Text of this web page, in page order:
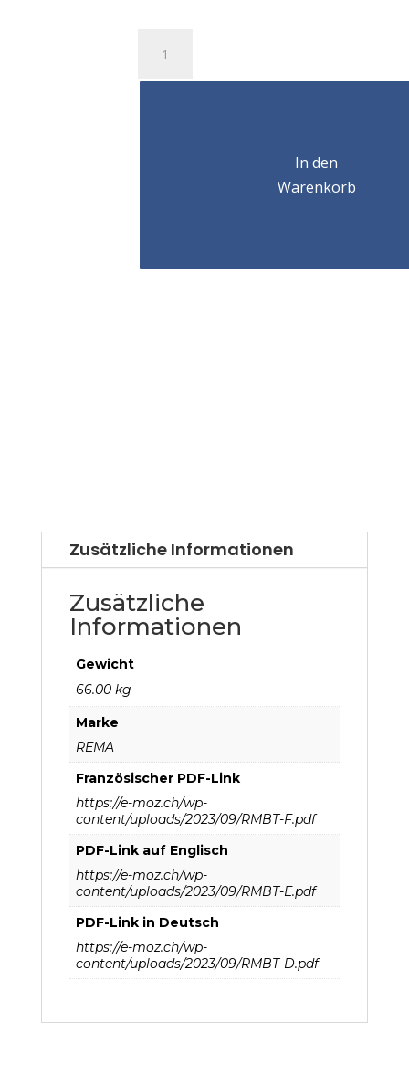
griffe
RMBT
In den
Warenkorb
Zusätzliche Informationen
Zusätzliche
Informationen
Gewicht
66.00 kg
Marke
REMA
Französischer PDF-Link
https://e-moz.ch/wp-
content/uploads/2023/09/RMBT-F.pdf
PDF-Link auf Englisch
https://e-moz.ch/wp-
content/uploads/2023/09/RMBT-E.pdf
PDF-Link in Deutsch
https://e-moz.ch/wp-
content/uploads/2023/09/RMBT-D.pdf